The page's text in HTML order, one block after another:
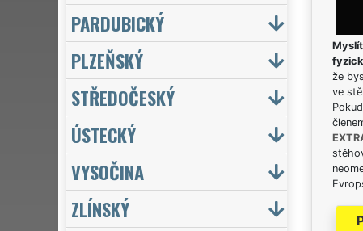
že
ve
PARDUBICKÝ
PLZEŇSKÝ
STŘEDOČESKÝ
ÚSTECKÝ
VYSOČINA
ZLÍNSKÝ